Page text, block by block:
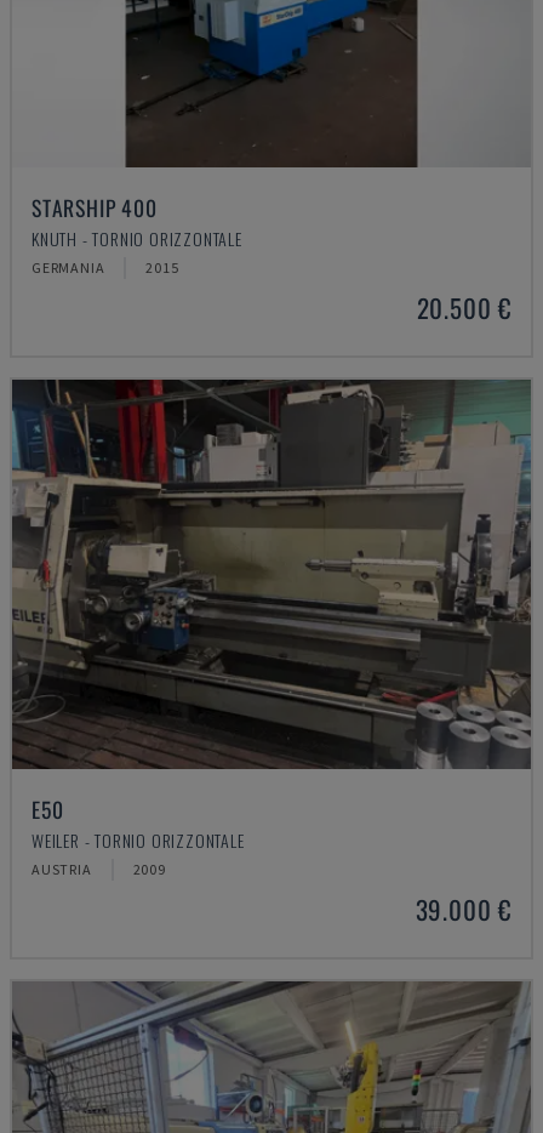
STARSHIP 400
KNUTH - TORNIO ORIZZONTALE
GERMANIA 2015
20.500 €
E50
WEILER - TORNIO ORIZZONTALE
AUSTRIA 2009
39.000 €